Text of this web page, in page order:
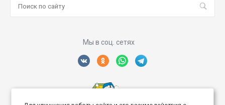
Мы в соц. сетях